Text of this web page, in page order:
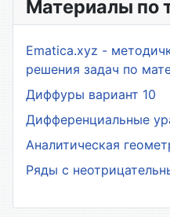
Материалы по
Ematica.xyz -
решения задач по
Диффуры вариант 10
Дифференциальные
Аналитическая
Ряды с